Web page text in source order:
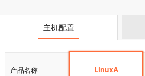
主机配置
产品名称 LinuxA
LinuxA